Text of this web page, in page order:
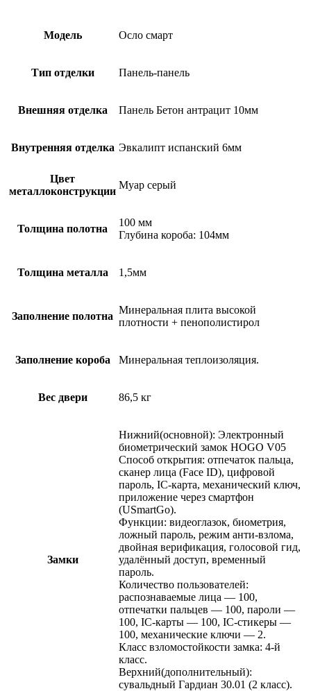
Модель Осло смарт
Тип отделки Панель-панель
Внешняя отделка Панель Бетон антрацит 10мм
Внутренняя отделка Эвкалипт испанский 6мм
Цвет
металлоконструкции
Муар серый
Толщина полотна
100 мм
Глубина короба: 104мм
Толщина металла 1,5мм
Заполнение полотна
Минеральная плита высокой
плотности + пенополистирол
Заполнение короба Минеральная теплоизоляция.
Вес двери 86,5 кг
Замки
Нижний(основной): Электронный
биометрический замок HOGO V05
Способ открытия: отпечаток пальца,
сканер лица (Face ID), цифровой
пароль, IC-карта, механический ключ,
приложение через смартфон
(USmartGo).
Функции: видеоглазок, биометрия,
ложный пароль, режим анти-взлома,
двойная верификация, голосовой гид,
удалённый доступ, временный
пароль.
Количество пользователей:
распознаваемые лица — 100,
отпечатки пальцев — 100, пароли —
100, IC-карты — 100, IC-стикеры —
100, механические ключи — 2.
Класс взломостойкости замка: 4-й
класс.
Верхний(дополнительный):
сувальдный Гардиан 30.01 (2 класс).